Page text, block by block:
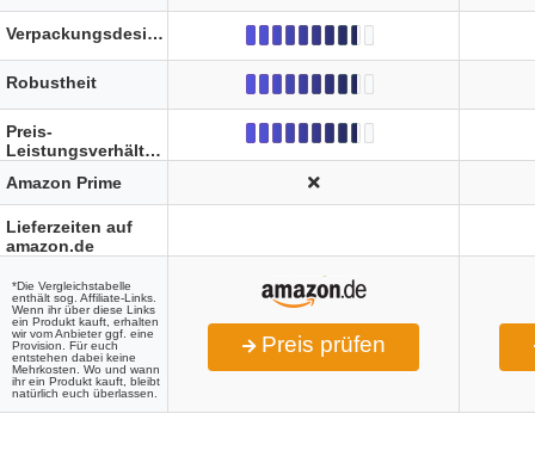
Preis prüfen
Verpackungsdesign
Robustheit
Preis-
Leistungsverhältnis
Amazon Prime
Lieferzeiten auf
amazon.de
*Die Vergleichstabelle
enthält sog. Affiliate-Links.
Wenn ihr über diese Links
ein Produkt kauft, erhalten
wir vom Anbieter ggf. eine
Provision. Für euch
entstehen dabei keine
Mehrkosten. Wo und wann
ihr ein Produkt kauft, bleibt
natürlich euch überlassen.